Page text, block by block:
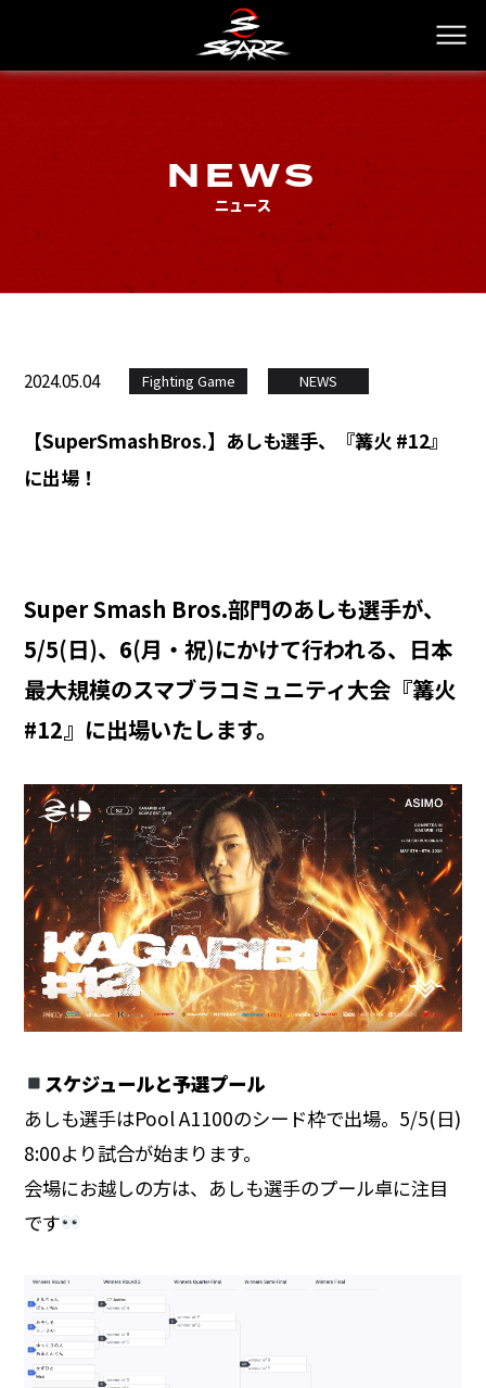
NEWS
ニュース
2024.05.04 Fighting Game NEWS
【SuperSmashBros.】あしも選手、『篝火 #12』
に出場！
Super Smash Bros.部門のあしも選手が、
5/5(日)、6(月・祝)にかけて行われる、日本
最大規模のスマブラコミュニティ大会『篝火
#12』に出場いたします。
スケジュールと予選プール
あしも選手はPool A1100のシード枠で出場。5/5(日)
8:00より試合が始まります。
会場にお越しの方は、あしも選手のプール卓に注目
です